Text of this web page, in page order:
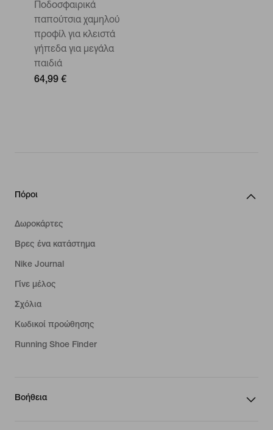
Ποδοσφαιρικά
παπούτσια χαμηλού
προφίλ για κλειστά
γήπεδα για μεγάλα
παιδιά
64,99 €
Πόροι
Δωροκάρτες
Βρες ένα κατάστημα
Nike Journal
Γίνε μέλος
Σχόλια
Κωδικοί προώθησης
Running Shoe Finder
Βοήθεια